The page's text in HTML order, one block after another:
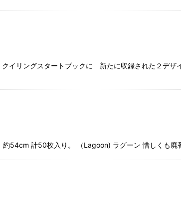
グスタートブックに 新たに収録された２デザイ
54cm 計50枚入り。 （Lagoon) ラグーン 惜しくも